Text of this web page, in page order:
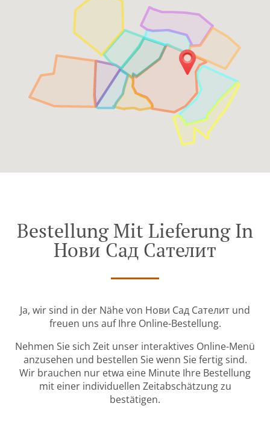
Bestellung Mit Lieferung In
Нови Сад Сателит
Ja, wir sind in der Nähe von Нови Сад Сателит und
freuen uns auf Ihre Online-Bestellung.
Nehmen Sie sich Zeit unser interaktives Online-Menü
anzusehen und bestellen Sie wenn Sie fertig sind.
Wir brauchen nur etwa eine Minute Ihre Bestellung
mit einer individuellen Zeitabschätzung zu
bestätigen.